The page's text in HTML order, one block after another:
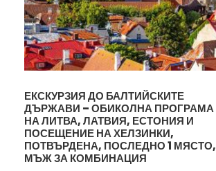
ЕКСКУРЗИЯ ДО БАЛТИЙСКИТЕ
ДЪРЖАВИ – ОБИКОЛНА ПРОГРАМА
НА ЛИТВА, ЛАТВИЯ, ЕСТОНИЯ И
ПОСЕЩЕНИЕ НА ХЕЛЗИНКИ,
ПОТВЪРДЕНА, ПОСЛЕДНО 1 МЯСТО,
МЪЖ ЗА КОМБИНАЦИЯ